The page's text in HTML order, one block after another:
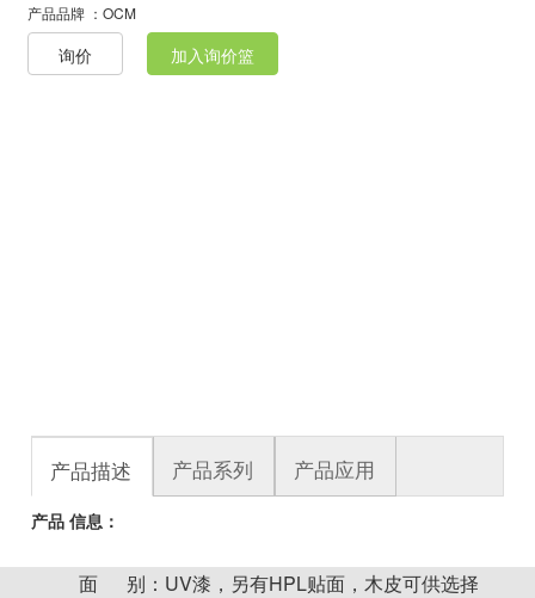
产品品牌 ： OCM
询价 加入询价篮
产品描述 产品系列 产品应用
产品 信息：
面 别：UV漆，另有HPL贴面，木皮可供选择